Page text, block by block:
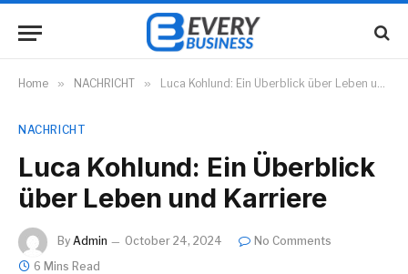
Home » NACHRICHT » Luca Kohlund: Ein Überblick über Leben und Karriere
NACHRICHT
Luca Kohlund: Ein Überblick
über Leben und Karriere
By Admin October 24, 2024
No Comments
6 Mins Read